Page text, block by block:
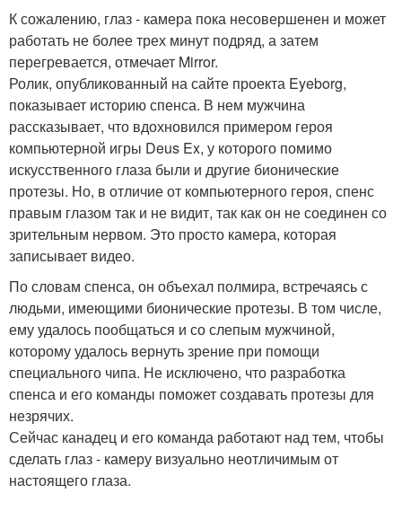
К сожалению, глаз - камера пока несовершенен и может
работать не более трех минут подряд, а затем
перегревается, отмечает Mirror.
Ролик, опубликованный на сайте проекта Eyeborg,
показывает историю спенса. В нем мужчина
рассказывает, что вдохновился примером героя
компьютерной игры Deus Ex, у которого помимо
искусственного глаза были и другие бионические
протезы. Но, в отличие от компьютерного героя, спенс
правым глазом так и не видит, так как он не соединен со
зрительным нервом. Это просто камера, которая
записывает видео.
По словам спенса, он объехал полмира, встречаясь с
людьми, имеющими бионические протезы. В том числе,
ему удалось пообщаться и со слепым мужчиной,
которому удалось вернуть зрение при помощи
специального чипа. Не исключено, что разработка
спенса и его команды поможет создавать протезы для
незрячих.
Сейчас канадец и его команда работают над тем, чтобы
сделать глаз - камеру визуально неотличимым от
настоящего глаза.